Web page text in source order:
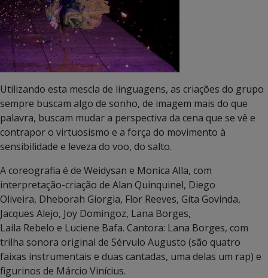
Utilizando esta mescla de linguagens, as criações do grupo
sempre buscam algo de sonho, de imagem mais do que
palavra, buscam mudar a perspectiva da cena que se vê e
contrapor o virtuosismo e a força do movimento à
sensibilidade e leveza do voo, do salto.
A coreografia é de Weidysan e Monica Alla, com
interpretação-criação de Alan Quinquinel, Diego
Oliveira, Dheborah Giorgia, Flor Reeves, Gita Govinda,
Jacques Alejo, Joy Domingoz, Lana Borges,
Laila Rebelo e Luciene Bafa. Cantora: Lana Borges, com
trilha sonora original de Sérvulo Augusto (são quatro
faixas instrumentais e duas cantadas, uma delas um rap) e
figurinos de Márcio Vinícius.